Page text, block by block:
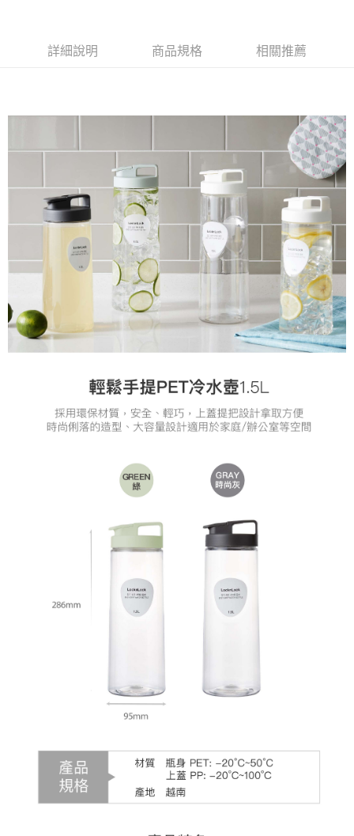
時審查核予不同之上限額度；若仍有額度不足之情形，本公司將視審查結果
付款後寶雅門市自取(由倉庫統一出貨)
詳細說明 商品規格 相關推薦